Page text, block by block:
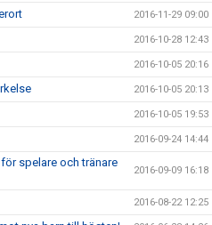
2016-11-29 09:00
2016-10-28 12:43
2016-10-05 20:16
2016-10-05 20:13
2016-10-05 19:53
2016-09-24 14:44
spelare och tränare
2016-09-09 16:18
2016-08-22 12:25